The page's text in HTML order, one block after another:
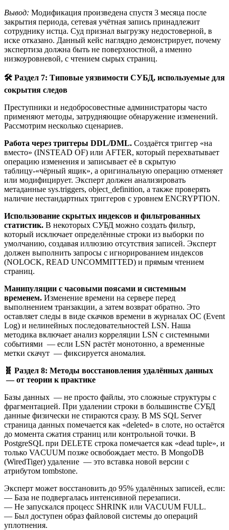
Вывод: Модификация произведена спустя 3 месяца после
закрытия периода, сетевая учётная запись принадлежит
сотруднику истца. Суд признал выгрузку недостоверной, в
иске отказано. Данный кейс наглядно демонстрирует, почему
экспертиза должна быть не поверхностной, а именно
низкоуровневой, с чтением сырых страниц.
🛠️ Раздел 7: Типовые уязвимости СУБД, используемые для
сокрытия следов
Преступники и недобросовестные администраторы часто
применяют методы, затрудняющие обнаружение изменений.
Рассмотрим несколько сценариев.
Работа через триггеры DDL/DML. Создаётся триггер «на
вместо» (INSTEAD OF) или AFTER, который перехватывает
операцию изменения и записывает её в скрытую
таблицу-«чёрный ящик», а оригинальную операцию отменяет
или модифицирует. Эксперт должен анализировать
метаданные sys.triggers, object_definition, а также проверять
наличие нестандартных триггеров с уровнем ENCRYPTION.
Использование скрытых индексов и фильтрованных
статистик. В некоторых СУБД можно создать фильтр,
который исключает определённые строки из выборки по
умолчанию, создавая иллюзию отсутствия записей. Эксперт
должен выполнить запросы с игнорированием индексов
(NOLOCK, READ UNCOMMITTED) и прямым чтением
страниц.
Манипуляции с часовыми поясами и системным
временем. Изменение времени на сервере перед
выполнением транзакции, а затем возврат обратно. Это
оставляет следы в виде скачков времени в журналах ОС (Event
Log) и нелинейных последовательностей LSN. Наша
методика включает анализ корреляции LSN с системными
событиями — если LSN растёт монотонно, а временные
метки скачут — фиксируется аномалия.
🧬 Раздел 8: Методы восстановления удалённых данных
— от теории к практике
Базы данных — не просто файлы, это сложные структуры с
фрагментацией. При удалении строки в большинстве СУБД
данные физически не стираются сразу. В MS SQL Server
страница данных помечается как «deleted» в слоте, но остаётся
до момента сжатия страниц или контрольной точки. В
PostgreSQL при DELETE строка помечается как «dead tuple», и
только VACUUM позже освобождает место. В MongoDB
(WiredTiger) удаление — это вставка новой версии с
атрибутом tombstone.
Эксперт может восстановить до 95% удалённых записей, если:
— База не подвергалась интенсивной перезаписи.
— Не запускался процесс SHRINK или VACUUM FULL.
— Был доступен образ файловой системы до операций
уплотнения.